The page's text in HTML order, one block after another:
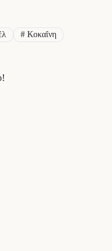
# Κοκαΐνη